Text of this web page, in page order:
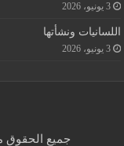
3 يونيو، 2026
اللسانيات ونشأتها
3 يونيو، 2026
جميع الحقوق